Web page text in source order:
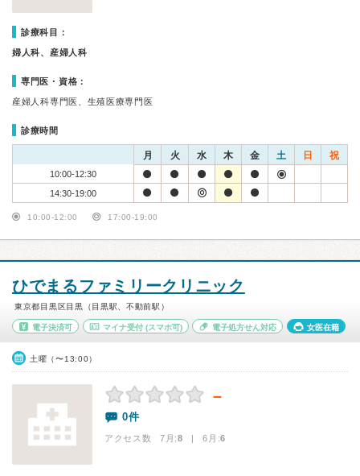
診療科目：
婦人科、産婦人科
専門医・資格：
産婦人科専門医、生殖医療専門医
診療時間
月 火 水 木 金 土 日 祝
10:00-12:30
14:30-19:00
10:00-12:00 17:00-19:00
ひでまるファミリークリニック
東京都目黒区目黒（目黒駅、不動前駅）
電子決済可 マイナ受付(スマホ可) 電子処方せん対応 女医在籍
土曜（〜13:00）
－
0件
アクセス数 7月:8 | 6月:6